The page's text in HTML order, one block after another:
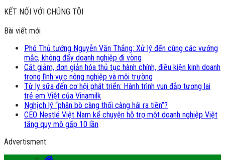
KẾT NỐI VỚI CHÚNG TÔI
Bài viết mới
Phó Thủ tướng Nguyễn Văn Thắng: Xử lý đến cùng các vướng
mắc, không đẩy doanh nghiệp đi vòng
Cắt giảm, đơn giản hóa thủ tục hành chính, điều kiện kinh doanh
trong lĩnh vực nông nghiệp và môi trường
Từ ly sữa đến cơ hội phát triển: Hành trình vun đắp tương lai
trẻ em Việt của Vinamilk
Nghịch lý “phân bò càng thối càng hái ra tiền”?
CEO Nestlé Việt Nam kể chuyện hỗ trợ một doanh nghiệp Việt
tăng quy mô gấp 10 lần
Advertisment